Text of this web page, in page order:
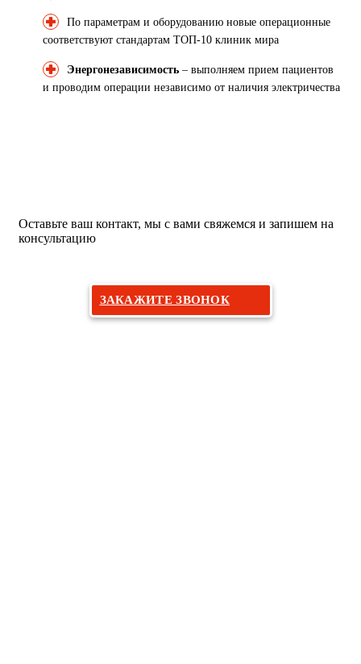
По параметрам и оборудованию новые операционные
соответствуют стандартам ТОП-10 клиник мира
Энергонезависимость – выполняем прием пациентов
и проводим операции независимо от наличия электричества
Оставьте ваш контакт, мы с вами свяжемся и запишем на
консультацию
ЗАКАЖИТЕ ЗВОНОК